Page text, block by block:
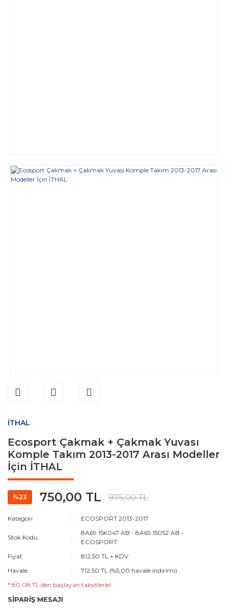
İTHAL
Ecosport Çakmak + Çakmak Yuvası
Komple Takım 2013-2017 Arası Modeller
İçin İTHAL
%23 750,00 TL 975,00 TL
Kategori ECOSPORT 2013-2017
Stok Kodu
8A69 15K047 AB - 8A69 15052 AB -
ECOSPORT
Fiyat
812,50 TL + KDV
Havale
712,50 TL (%5,00 havale indirimi)
* 80,08 TL den başlayan taksitlerle!
SİPARİŞ MESAJI